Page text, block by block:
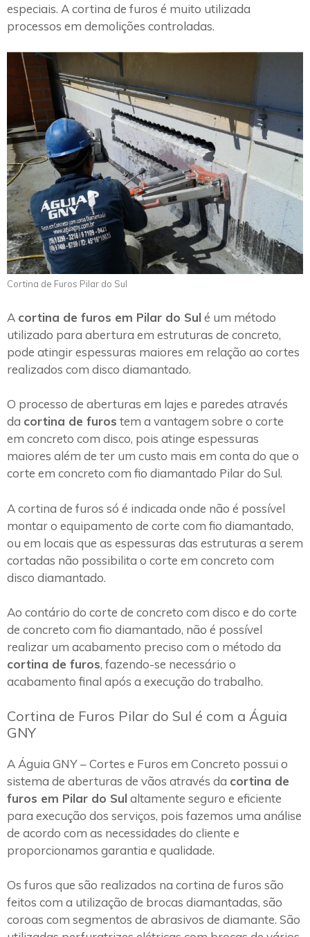
especiais. A cortina de furos é muito utilizada
processos em demolições controladas.
Cortina de Furos Pilar do Sul
A cortina de furos em Pilar do Sul é um método
utilizado para abertura em estruturas de concreto,
pode atingir espessuras maiores em relação ao cortes
realizados com disco diamantado.
O processo de aberturas em lajes e paredes através
da cortina de furos tem a vantagem sobre o corte
em concreto com disco, pois atinge espessuras
maiores além de ter um custo mais em conta do que o
corte em concreto com fio diamantado Pilar do Sul.
A cortina de furos só é indicada onde não é possível
montar o equipamento de corte com fio diamantado,
ou em locais que as espessuras das estruturas a serem
cortadas não possibilita o corte em concreto com
disco diamantado.
Ao contário do corte de concreto com disco e do corte
de concreto com fio diamantado, não é possível
realizar um acabamento preciso com o método da
cortina de furos, fazendo-se necessário o
acabamento final após a execução do trabalho.
Cortina de Furos Pilar do Sul é com a Águia
GNY
A Águia GNY – Cortes e Furos em Concreto possui o
sistema de aberturas de vãos através da cortina de
furos em Pilar do Sul altamente seguro e eficiente
para execução dos serviços, pois fazemos uma análise
de acordo com as necessidades do cliente e
proporcionamos garantia e qualidade.
Os furos que são realizados na cortina de furos são
feitos com a utilização de brocas diamantadas, são
coroas com segmentos de abrasivos de diamante. São